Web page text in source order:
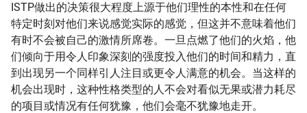
ISTP做出的决策很大程度上源于他们理性的本性和在任何
特定时刻对他们来说感觉实际的感觉，但这并不意味着他们
有时不会被自己的激情所席卷。一旦点燃了他们的火焰，他
们倾向于用令人印象深刻的强度投入他们的时间和精力，直
到出现另一个同样引人注目或更令人满意的机会。当这样的
机会出现时，这种性格类型的人不会对看似无果或潜力耗尽
的项目或情况有任何犹豫，他们会毫不犹豫地走开。